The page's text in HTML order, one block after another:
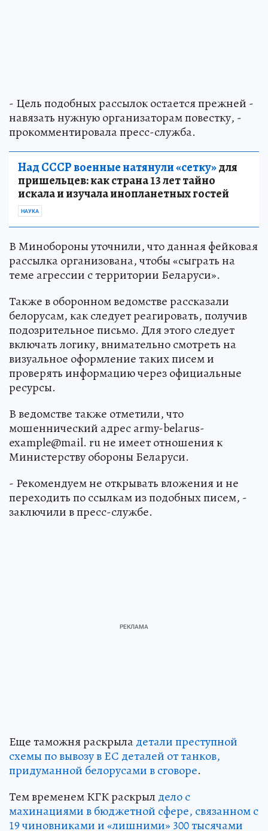
- Цель подобных рассылок остается прежней -
навязать нужную организаторам повестку, -
прокомментировала пресс-служба.
Над СССР военные натянули «сетку»для
пришельцев: как страна 13 лет тайно
искала и изучала инопланетных гостей
НАУКА
В Минобороны уточнили, что данная фейковая
рассылка организована, чтобы «сыграть на
теме агрессии с территории Беларуси».
Также в оборонном ведомстве рассказали
белорусам, как следует реагировать, получив
подозрительное письмо. Для этого следует
включать логику, внимательно смотреть на
визуальное оформление таких писем и
проверять информацию через официальные
ресурсы.
В ведомстве также отметили, что
мошеннический адрес army-belarus-
example@mail. ru не имеет отношения к
Министерству обороны Беларуси.
- Рекомендуем не открывать вложения и не
переходить по ссылкам из подобных писем, -
заключили в пресс-службе.
Еще таможня раскрыладетали преступной
схемы по вывозу в ЕС деталей от танков,
придуманной белорусами в сговоре.
Тем временем КГК раскрыл дело с
махинациями в бюджетной сфере, связанном с
19 чиновниками и «лишними» 300 тысячами